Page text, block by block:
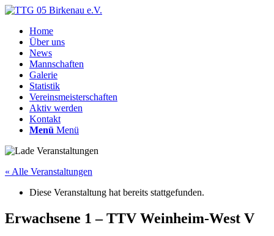
Home
Über uns
News
Mannschaften
Galerie
Statistik
Vereinsmeisterschaften
Aktiv werden
Kontakt
Menü Menü
« Alle Veranstaltungen
Diese Veranstaltung hat bereits stattgefunden.
Erwachsene 1 – TTV Weinheim-West V